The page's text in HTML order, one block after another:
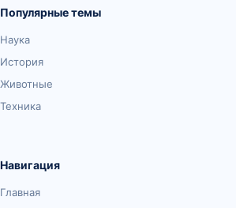
Популярные темы
Наука
История
Животные
Техника
Навигация
Главная